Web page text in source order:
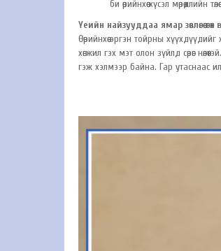
би өөрийнхөө хүсэл
Үеийн найзууддаа ямар зөвлөгөө өгөх
Өөрийнхөө эргэн тойрны
хөгжил гэх мэт олон зүйлд сөрөг
гэж хэлмээр байна. Гар утаснаас